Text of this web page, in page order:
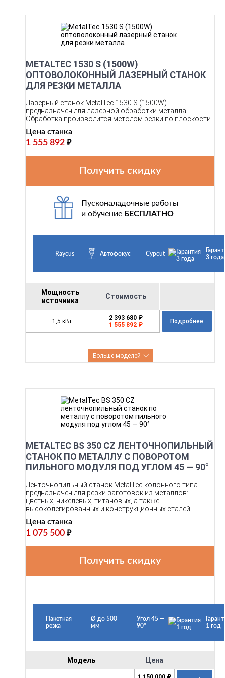
METALTEC 1530 S (1500W)
ОПТОВОЛОКОННЫЙ ЛАЗЕРНЫЙ СТАНОК
ДЛЯ РЕЗКИ МЕТАЛЛА
Лазерный станок MetalTec 1530 S (1500W)
предназначен для лазерной обработки металла.
Обработка производится методом резки по плоскости.
Цена станка
1 555 892 ₽
Получить скидку
Пусконаладочные работы
и обучение БЕСПЛАТНО
Raycus Автофокус Cypcut
3 года
Мощность
источника
Стоимость
1,5 кВт
2 393 680 ₽
1 555 892 ₽
Подробнее
Больше моделей
METALTEC BS 350 CZ ЛЕНТОЧНОПИЛЬНЫЙ
СТАНОК ПО МЕТАЛЛУ C ПОВОРОТОМ
ПИЛЬНОГО МОДУЛЯ ПОД УГЛОМ 45 — 90°
Ленточнопильный станок MetalTec колонного типа
предназначен для резки заготовок из металлов:
цветных, никелевых, титановых, а также
высоколегированных и конструкционных сталей.
Цена станка
1 075 500 ₽
Получить скидку
Пакетная
резка
Ø до 500
мм
Угол 45 —
90°
1 год
Модель Цена